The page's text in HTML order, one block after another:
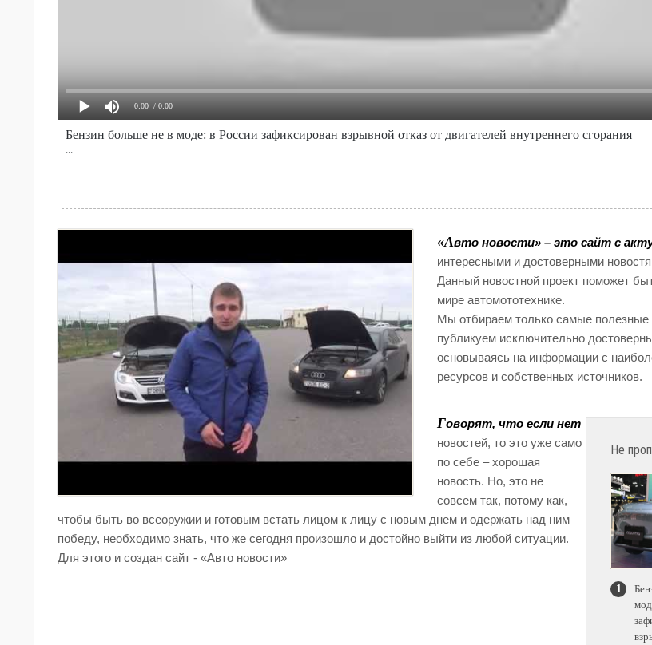
0:00 / 0:00
Бензин больше не в моде: в России зафиксирован взрывной отказ от двигателей внутреннего сгорания
«Авто новости» – это сайт с
интересными и достоверными
Данный новостной проект поможет
мире автомототехнике.
Мы отбираем только самые полезные
публикуем исключительно
основываясь на информации с
ресурсов и собственных источников.
Не
Говорят, что если нет
новостей, то это уже само
по себе – хорошая
новость. Но, это не
совсем так, потому как,
чтобы быть во всеоружии и готовым встать лицом к лицу с новым днем и одержать над ним
победу, необходимо знать, что же сегодня произошло и достойно выйти из любой ситуации.
Для этого и создан сайт - «Авто новости»